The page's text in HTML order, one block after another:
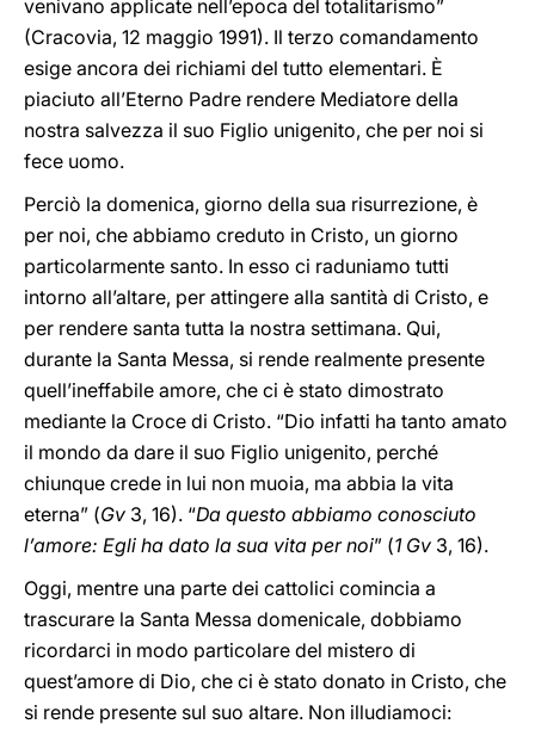
venivano applicate nell’epoca del totalitarismo”
(Cracovia, 12 maggio 1991). Il terzo comandamento
esige ancora dei richiami del tutto elementari. È
piaciuto all’Eterno Padre rendere Mediatore della
nostra salvezza il suo Figlio unigenito, che per noi si
fece uomo.
Perciò la domenica, giorno della sua risurrezione, è
per noi, che abbiamo creduto in Cristo, un giorno
particolarmente santo. In esso ci raduniamo tutti
intorno all’altare, per attingere alla santità di Cristo, e
per rendere santa tutta la nostra settimana. Qui,
durante la Santa Messa, si rende realmente presente
quell’ineffabile amore, che ci è stato dimostrato
mediante la Croce di Cristo. “Dio infatti ha tanto amato
il mondo da dare il suo Figlio unigenito, perché
chiunque crede in lui non muoia, ma abbia la vita
eterna” (Gv 3, 16). “Da questo abbiamo conosciuto
l’amore: Egli ha dato la sua vita per noi” (1 Gv 3, 16).
Oggi, mentre una parte dei cattolici comincia a
trascurare la Santa Messa domenicale, dobbiamo
ricordarci in modo particolare del mistero di
quest’amore di Dio, che ci è stato donato in Cristo, che
si rende presente sul suo altare. Non illudiamoci: